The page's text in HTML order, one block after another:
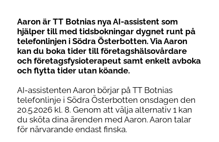
Aaron är TT Botnias nya AI-assistent som
hjälper till med tidsbokningar dygnet runt på
telefonlinjen i Södra Österbotten. Via Aaron
kan du boka tider till företagshälsovårdare
och företagsfysioterapeut samt enkelt avboka
och flytta tider utan köande.
AI-assistenten Aaron börjar på TT Botnias
telefonlinje i Södra Österbotten onsdagen den
20.5.2026 kl. 8. Genom att välja alternativ 1 kan
du sköta dina ärenden med Aaron. Aaron talar
för närvarande endast finska.